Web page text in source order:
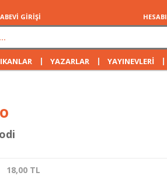
GİRİŞİ
| YAZARLAR | YAYINEVLERİ |
18,00 TL